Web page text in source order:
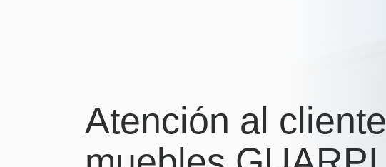
Atención al cliente